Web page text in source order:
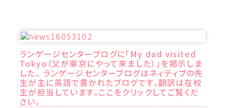
ランゲージセンターブログに「My dad visited
Tokyo（父が東京にやって来ました）」を掲示しま
した。 ランゲージセンターブログはネィティブの先
生が主に英語で書かれたブログです。翻訳は在校
生が担当しています。ここをクリックしてご覧くだ
さい。